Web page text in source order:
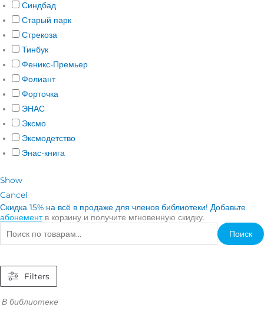
Синдбад
Старый парк
Стрекоза
Тинбук
Феникс-Премьер
Фолиант
Форточка
ЭНАС
Эксмо
Эксмодетство
Энас-книга
Show
Cancel
Скидка 15% на всё в продаже для членов библиотеки! Добавьте
абонементв корзину и получите мгновенную скидку.
Поиск
Filters
В библиотеке